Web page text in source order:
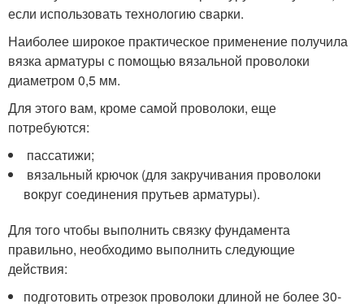
если использовать технологию сварки.
Наиболее широкое практическое применение получила
вязка арматуры с помощью вязальной проволоки
диаметром 0,5 мм.
Для этого вам, кроме самой проволоки, еще
потребуются:
пассатижи;
вязальный крючок (для закручивания проволоки
вокруг соединения прутьев арматуры).
Для того чтобы выполнить связку фундамента
правильно, необходимо выполнить следующие
действия:
подготовить отрезок проволоки длиной не более 30-